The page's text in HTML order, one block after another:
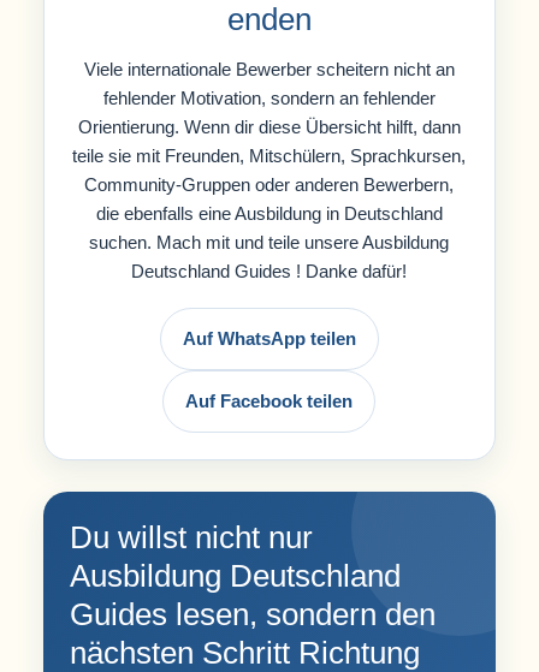
enden
Viele internationale Bewerber scheitern nicht an
fehlender Motivation, sondern an fehlender
Orientierung. Wenn dir diese Übersicht hilft, dann
teile sie mit Freunden, Mitschülern, Sprachkursen,
Community-Gruppen oder anderen Bewerbern,
die ebenfalls eine Ausbildung in Deutschland
suchen. Mach mit und teile unsere Ausbildung
Deutschland Guides ! Danke dafür!
Auf WhatsApp teilen
Auf Facebook teilen
Du willst nicht nur
Ausbildung Deutschland
Guides lesen, sondern den
nächsten Schritt Richtung